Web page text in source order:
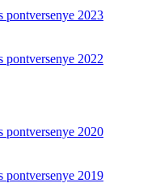
pontversenye 2023
pontversenye 2022
pontversenye 2020
pontversenye 2019